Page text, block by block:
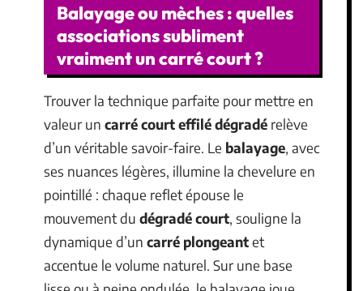
Balayage ou mèches : quelles
associations subliment
vraiment un carré court ?
Trouver la technique parfaite pour mettre en
valeur un carré court effilé dégradé relève
d’un véritable savoir-faire. Le balayage, avec
ses nuances légères, illumine la chevelure en
pointillé : chaque reflet épouse le
mouvement du dégradé court, souligne la
dynamique d’un carré plongeantet
accentue le volume naturel. Sur une base